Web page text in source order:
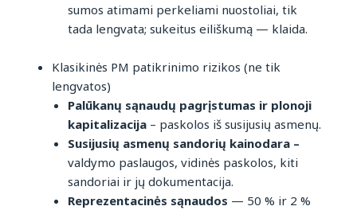
sumos atimami perkeliami nuostoliai, tik
tada lengvata; sukeitus eiliškumą — klaida.
Klasikinės PM patikrinimo rizikos (ne tik
lengvatos)
Palūkanų sąnaudų pagrįstumas ir plonoji
kapitalizacija– paskolos iš susijusių asmenų.
Susijusių asmenų sandorių kainodara –
valdymo paslaugos, vidinės paskolos, kiti
sandoriai ir jų dokumentacija.
Reprezentacinės sąnaudos — 50 % ir 2 %